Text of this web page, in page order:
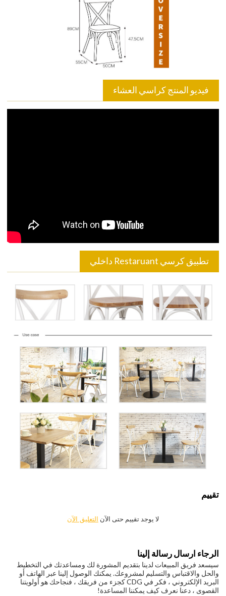
فيديو المنتج كراسي العشاء
تطبيق كرسي Restaruant داخلي
تقييم
لا يوجد تقييم حتى الآن التعليق الآن
الرجاء ارسال رسالة إلينا
سيسعد فريق المبيعات لدينا بتقديم المشورة لك ومساعدتك في التخطيط
والحل والاقتباس والتسليم لمشروعك. يمكنك الوصول إلينا عبر الهاتف أو
البريد الإلكتروني ، فكر في CDG كجزء من فريقك ، فنجاحك هو أولويتنا
القصوى ، دعنا نعرف كيف يمكننا المساعدة!